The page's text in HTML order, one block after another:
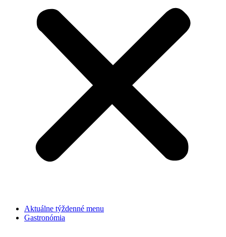
Aktuálne týždenné menu
Gastronómia